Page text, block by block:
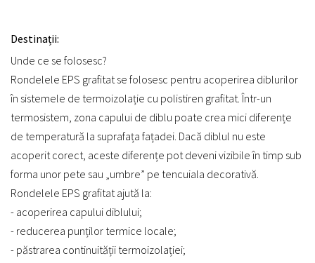
Destinații:
Unde ce se folosesc?
Rondelele EPS grafitat se folosesc pentru acoperirea diblurilor
în sistemele de termoizolație cu polistiren grafitat. Într-un
termosistem, zona capului de diblu poate crea mici diferențe
de temperatură la suprafața fațadei. Dacă diblul nu este
acoperit corect, aceste diferențe pot deveni vizibile în timp sub
forma unor pete sau „umbre” pe tencuiala decorativă.
Rondelele EPS grafitat ajută la:
- acoperirea capului diblului;
- reducerea punților termice locale;
- păstrarea continuității termoizolației;